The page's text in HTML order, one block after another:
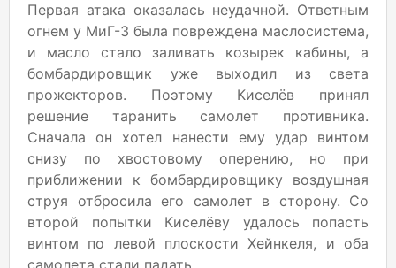
Первая атака оказалась неудачной. Ответным
огнем у МиГ-3 была повреждена маслосистема,
и масло стало заливать козырек кабины, а
бомбардировщик уже выходил из света
прожекторов. Поэтому Киселёв принял
решение таранить самолет противника.
Сначала он хотел нанести ему удар винтом
снизу по хвостовому оперению, но при
приближении к бомбардировщику воздушная
струя отбросила его самолет в сторону. Со
второй попытки Киселёву удалось попасть
винтом по левой плоскости Хейнкеля, и оба